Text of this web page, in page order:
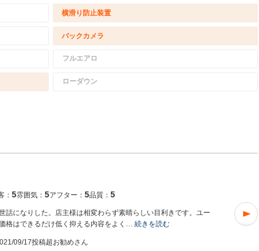
横滑り防止装置
バックカメラ
フルエアロ
ローダウン
： 5雰囲気： 5アフター： 5品質： 5
話になりした。店主様は相変わらず素晴らしい目利きです。ユー
格はできるだけ低く抑える内容をよく… 続きを読む
09/17投稿超お勧めさん